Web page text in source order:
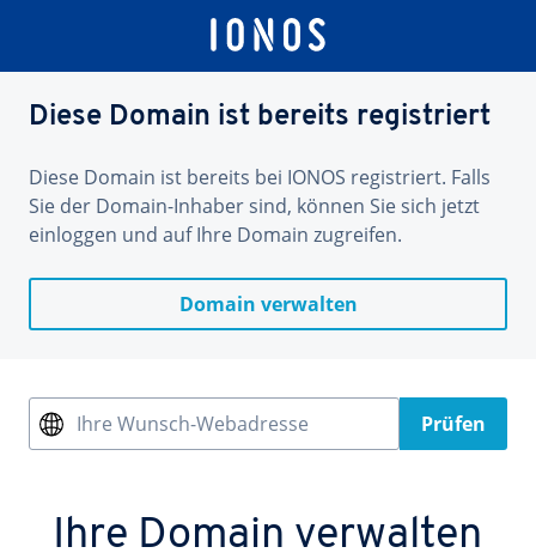
Diese Domain ist bereits registriert
Diese Domain ist bereits bei IONOS registriert. Falls
Sie der Domain-Inhaber sind, können Sie sich jetzt
einloggen und auf Ihre Domain zugreifen.
Domain verwalten
Ihre Wunsch-Webadresse Prüfen
Ihre Domain verwalten